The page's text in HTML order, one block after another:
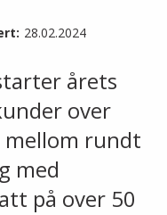
28.02.2024
årets
over
mellom rundt
med
på over 50